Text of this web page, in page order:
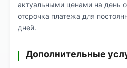
актуальными ценами на день
отсрочка платежа для
дней.
Дополнительные